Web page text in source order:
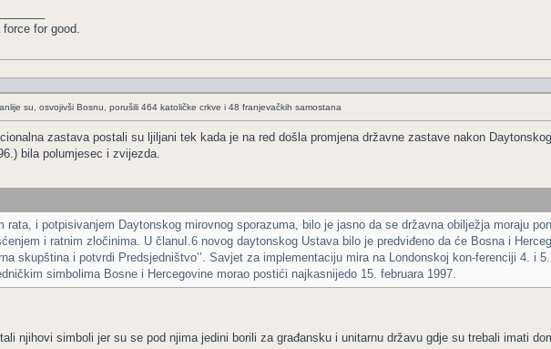
for good.
su, osvojivši Bosnu, porušili 464 katoličke crkve i 48 franjevačkih samostana
zastava postali su ljiljani tek kada je na red došla promjena državne zastave nakon
bila polumjesec i zvijezda.
rata, i potpisivanjem Daytonskog mirovnog sporazuma, bilo je jasno da se državna obilježja moraju
i ratnim zločinima. U članuI.6 novog daytonskog Ustava bilo je predviđeno da će Bosna i
skupština i potvrdi Predsjedništvo’’. Savjet za implementaciju mira na Londonskoj kon-ferenciji 4. i
simbolima Bosne i Hercegovine morao postići najkasnijedo 15. februara 1997.
njihovi simboli jer su se pod njima jedini borili za građansku i unitarnu državu gdje su trebali imati